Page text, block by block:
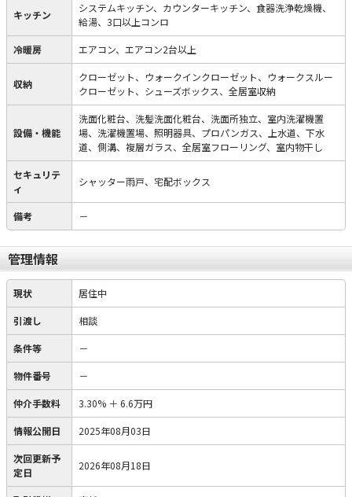
キッチン
システムキッチン、カウンターキッチン、食器洗浄乾燥機、
給湯、3口以上コンロ
冷暖房 エアコン、エアコン2台以上
収納
クローゼット、ウォークインクローゼット、ウォークスルー
クローゼット、シューズボックス、全居室収納
設備・機能
洗面化粧台、洗髪洗面化粧台、洗面所独立、室内洗濯機置
場、洗濯機置場、照明器具、プロパンガス、上水道、下水
道、側溝、複層ガラス、全居室フローリング、室内物干し
セキュリテ
ィ
シャッター雨戸、宅配ボックス
備考 －
管理情報
現状 居住中
引渡し 相談
条件等 －
物件番号 －
仲介手数料 3.30% ＋ 6.6万円
情報公開日 2025年08月03日
次回更新予
定日
2026年08月18日